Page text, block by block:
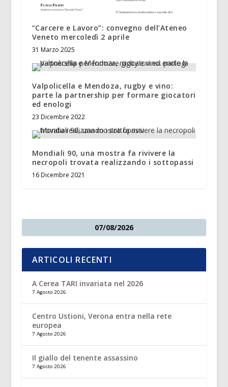
“Carcere e Lavoro”: convegno dell’Ateneo
Veneto mercoledì 2 aprile
31 Marzo 2025
Valpolicella e Mendoza, rugby e vino:
parte la partnership per formare giocatori
ed enologi
23 Dicembre 2022
Mondiali 90, una mostra fa rivivere la
necropoli trovata realizzando i sottopassi
16 Dicembre 2021
07/08/2026
ARTICOLI RECENTI
A Cerea TARI invariata nel 2026
7 Agosto 2026
Centro Ustioni, Verona entra nella rete
europea
7 Agosto 2026
Il giallo del tenente assassino
7 Agosto 2026